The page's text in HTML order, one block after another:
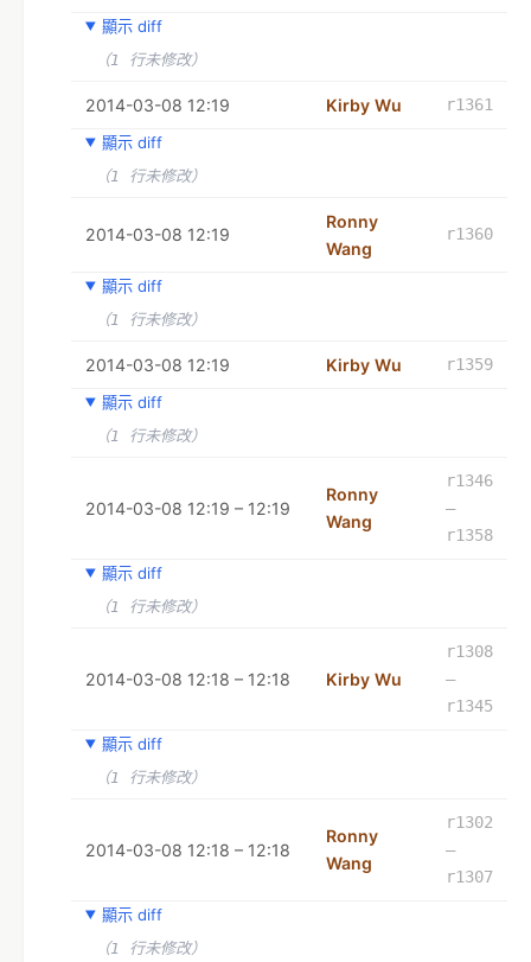
顯示 diff
（1 行未修改）
2014-03-08 12:19 Kirby Wu
r1361
顯示 diff
（1 行未修改）
2014-03-08 12:19
Ronny
Wang
r1360
顯示 diff
（1 行未修改）
2014-03-08 12:19 Kirby Wu
r1359
顯示 diff
（1 行未修改）
2014-03-08 12:19 – 12:19
Ronny
Wang
r1346
–
r1358
顯示 diff
（1 行未修改）
2014-03-08 12:18 – 12:18 Kirby Wu
r1308
–
r1345
顯示 diff
（1 行未修改）
2014-03-08 12:18 – 12:18
Ronny
Wang
r1302
–
r1307
顯示 diff
（1 行未修改）